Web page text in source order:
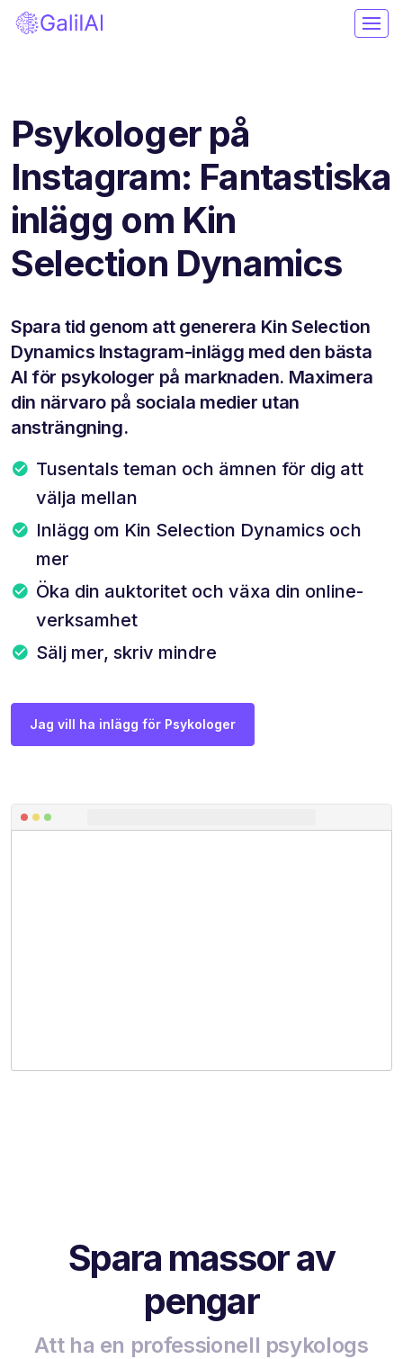
Psykologer på
Instagram: Fantastiska
inlägg om Kin
Selection Dynamics
Spara tid genom att generera Kin Selection
Dynamics Instagram-inlägg med den bästa
AI för psykologer på marknaden. Maximera
din närvaro på sociala medier utan
ansträngning.
Tusentals teman och ämnen för dig att
välja mellan
Inlägg om Kin Selection Dynamics och
mer
Öka din auktoritet och växa din online-
verksamhet
Sälj mer, skriv mindre
Jag vill ha inlägg för Psykologer
Spara massor av
pengar
Att ha en professionell psykologs